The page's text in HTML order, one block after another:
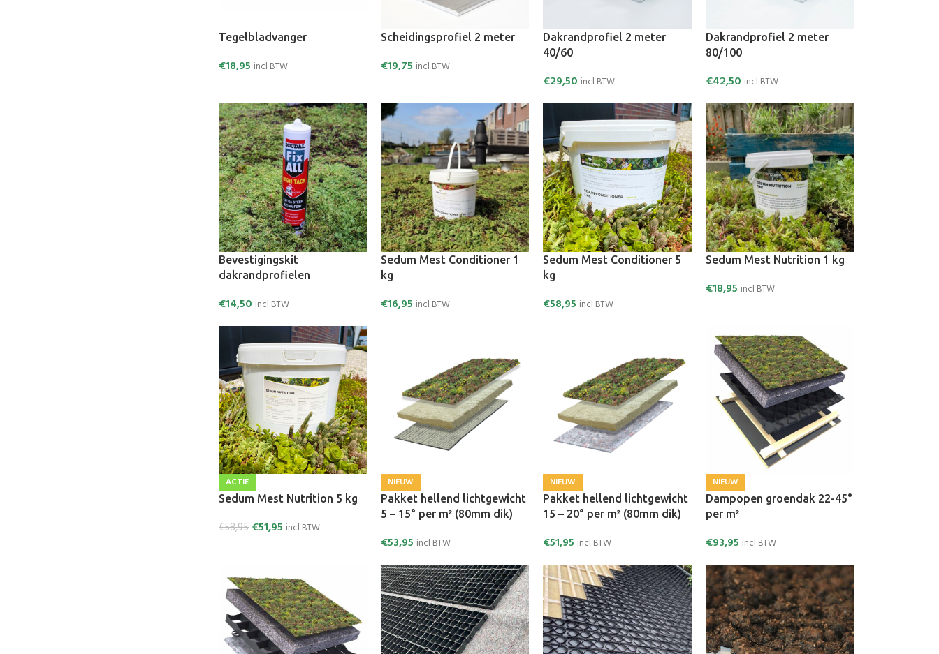
Tegelbladvanger
€18,95 incl BTW
Scheidingsprofiel 2 meter
€19,75 incl BTW
Dakrandprofiel 2 meter
40/60
€29,50 incl BTW
Dakrandprofiel 2 meter
80/100
€42,50 incl BTW
Bevestigingskit
dakrandprofielen
€14,50 incl BTW
Sedum Mest Conditioner 1
kg
€16,95 incl BTW
Sedum Mest Conditioner 5
kg
€58,95 incl BTW
Sedum Mest Nutrition 1 kg
€18,95 incl BTW
ACTIE
Sedum Mest Nutrition 5 kg
€58,95 €51,95 incl BTW
NIEUW
Pakket hellend lichtgewicht
5 – 15° per m² (80mm dik)
€53,95 incl BTW
NIEUW
Pakket hellend lichtgewicht
15 – 20° per m² (80mm dik)
€51,95 incl BTW
NIEUW
Dampopen groendak 22-45°
per m²
€93,95 incl BTW